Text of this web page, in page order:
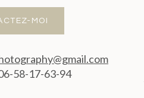
MOI
58-17-63-94